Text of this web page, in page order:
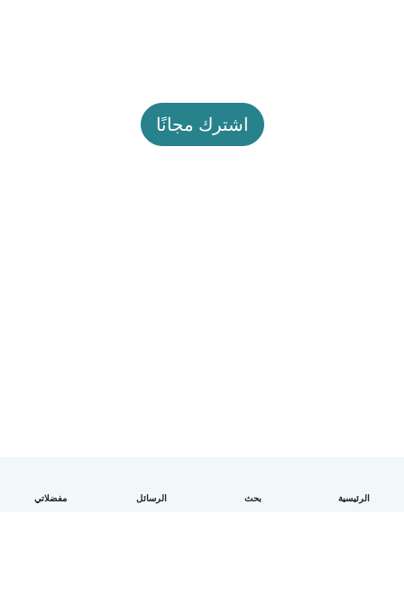
الرئيسية بحث الرسائل مفضلاتي
اشترك مجانًا